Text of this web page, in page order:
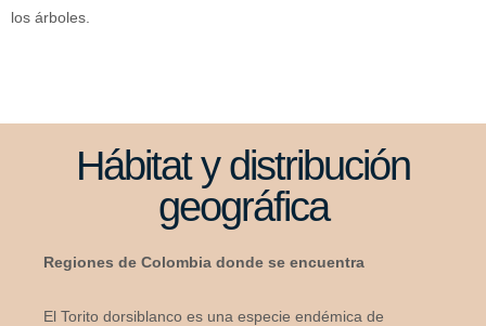
los árboles.
Hábitat y distribución
geográfica
Regiones de Colombia donde se encuentra
El Torito dorsiblanco es una especie endémica de